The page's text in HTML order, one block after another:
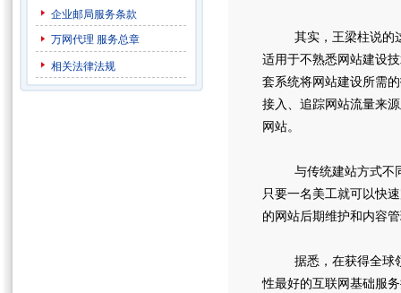
企业邮局服务条款
万网代理 服务总章
相关法律法规
其实，王梁柱说的
适用于不熟悉网站建设
套系统将网站建设所需
接入、追踪网站流量来
网站。
与传统建站方式不同
只要一名美工就可以快
的网站后期维护和内容
据悉，在获得全球领
性最好的互联网基础服